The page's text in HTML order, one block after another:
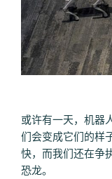
或许有一天，机器
们会变成它们的样
快，而我们还在争
恐龙。